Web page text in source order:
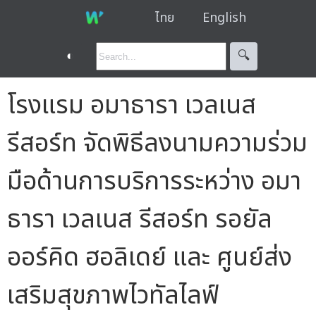
ไทย English
◐ 🔍︎
โรงแรม อมาธารา เวลเนส
รีสอร์ท จัดพิธีลงนามความร่วม
มือด้านการบริการระหว่าง อมา
ธารา เวลเนส รีสอร์ท รอยัล
ออร์คิด ฮอลิเดย์ และ ศูนย์ส่ง
เสริมสุขภาพไวทัลไลฟ์